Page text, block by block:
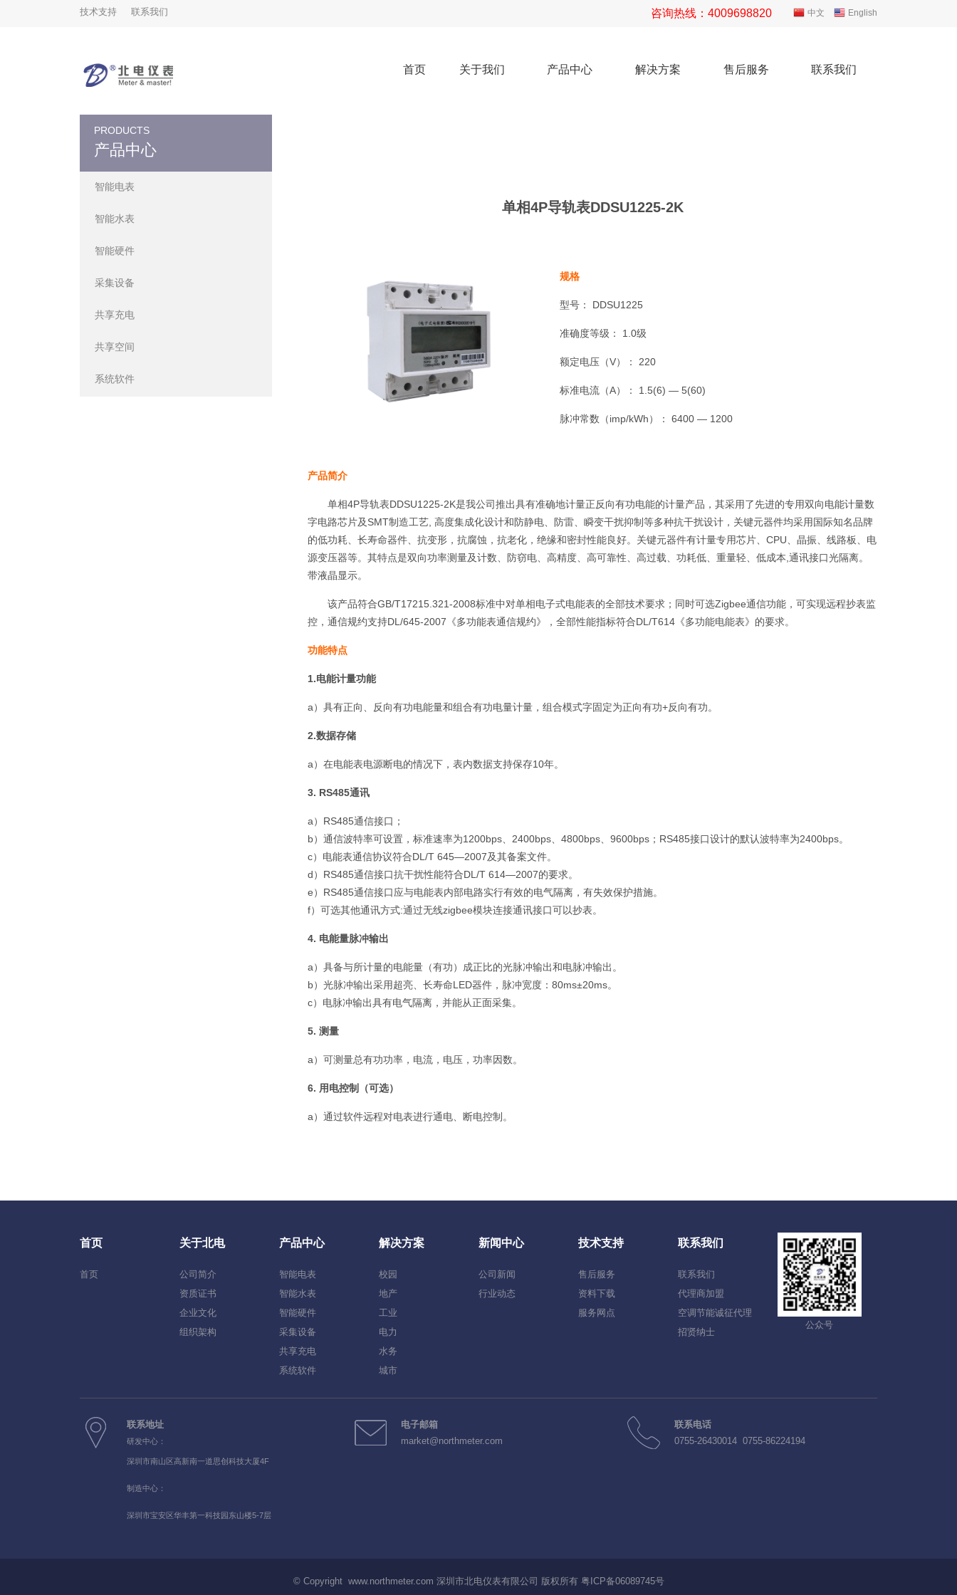
中文 English
咨询热线：4009698820
技术支持 联系我们
首页 关于我们 产品中心 解决方案 售后服务 联系我们
单相4P导轨表DDSU1225-2K
规格
型号： DDSU1225
准确度等级： 1.0级
额定电压（V）： 220
标准电流（A）： 1.5(6) — 5(60)
脉冲常数（imp/kWh）： 6400 — 1200
产品简介
单相4P导轨表DDSU1225-2K是我公司推出具有准确地计量正反向有功电能的计量产品，其采用了先进的专用双向电能计量数
字电路芯片及SMT制造工艺, 高度集成化设计和防静电、防雷、瞬变干扰抑制等多种抗干扰设计，关键元器件均采用国际知名品牌
的低功耗、长寿命器件、抗变形，抗腐蚀，抗老化，绝缘和密封性能良好。关键元器件有计量专用芯片、CPU、晶振、线路板、电
源变压器等。其特点是双向功率测量及计数、防窃电、高精度、高可靠性、高过载、功耗低、重量轻、低成本,通讯接口光隔离。
带液晶显示。
该产品符合GB/T17215.321-2008标准中对单相电子式电能表的全部技术要求；同时可选Zigbee通信功能，可实现远程抄表监
控，通信规约支持DL/645-2007《多功能表通信规约》，全部性能指标符合DL/T614《多功能电能表》的要求。
功能特点
1.电能计量功能
a）具有正向、反向有功电能量和组合有功电量计量，组合模式字固定为正向有功+反向有功。
2.数据存储
a）在电能表电源断电的情况下，表内数据支持保存10年。
3. RS485通讯
a）RS485通信接口；
b）通信波特率可设置，标准速率为1200bps、2400bps、4800bps、9600bps；RS485接口设计的默认波特率为2400bps。
c）电能表通信协议符合DL/T 645—2007及其备案文件。
d）RS485通信接口抗干扰性能符合DL/T 614—2007的要求。
e）RS485通信接口应与电能表内部电路实行有效的电气隔离，有失效保护措施。
f）可选其他通讯方式:通过无线zigbee模块连接通讯接口可以抄表。
4. 电能量脉冲输出
a）具备与所计量的电能量（有功）成正比的光脉冲输出和电脉冲输出。
b）光脉冲输出采用超亮、长寿命LED器件，脉冲宽度：80ms±20ms。
c）电脉冲输出具有电气隔离，并能从正面采集。
5. 测量
a）可测量总有功功率，电流，电压，功率因数。
6. 用电控制（可选）
a）通过软件远程对电表进行通电、断电控制。
PRODUCTS
产品中心
智能电表
智能水表
智能硬件
采集设备
共享充电
共享空间
系统软件
首页
首页
关于北电
公司简介
资质证书
企业文化
组织架构
产品中心
智能电表
智能水表
智能硬件
采集设备
共享充电
系统软件
解决方案
校园
地产
工业
电力
水务
城市
新闻中心
公司新闻
行业动态
技术支持
售后服务
资料下载
服务网点
联系我们
联系我们
代理商加盟
空调节能诚征代理
招贤纳士
公众号
联系地址
研发中心：
深圳市南山区高新南一道思创科技大厦4F
制造中心：
深圳市宝安区华丰第一科技园东山楼5-7层
电子邮箱
market@northmeter.com
联系电话
0755-26430014 0755-86224194
© Copyright www.northmeter.com 深圳市北电仪表有限公司 版权所有 粤ICP备06089745号